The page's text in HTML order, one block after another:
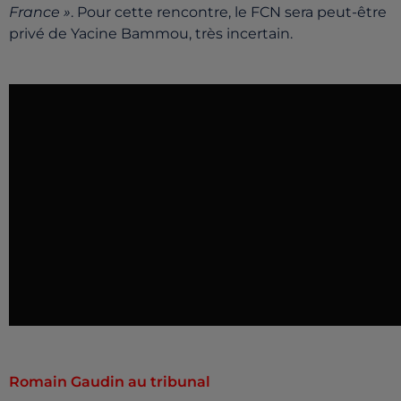
France ». Pour cette rencontre, le FCN sera peut-être
privé de Yacine Bammou, très incertain.
Romain Gaudin au tribunal